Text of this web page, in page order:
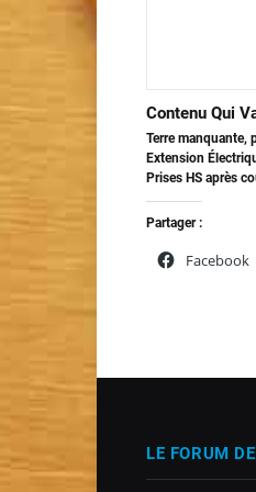
Contenu Qui
Terre manquante,
Extension
Prises HS après
Partager :
Facebook
LE FORUM